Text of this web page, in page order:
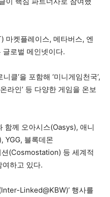
마켓플레이스, 메타버스, 엔
로벌 메인넷이다.
클’을 포함해 ‘미니게임천국’,
라인’ 등 다양한 게임을 온보
함께 오아시스(Oasys), 애니
YGG, 블록데몬
(Cosmostation) 등 세계적
하고 있다.
Linked@KBW)’ 행사를